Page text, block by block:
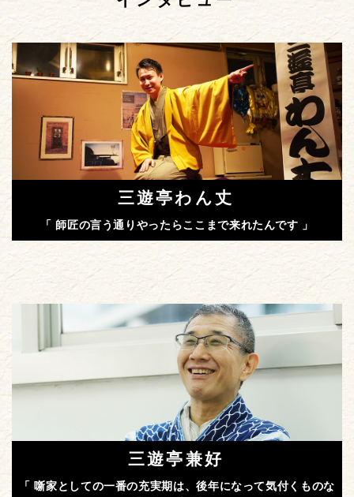
三遊亭わん丈
「 師匠の言う通りやったらここまで来れたんです 」
三遊亭兼好
「 噺家としての一番の充実期は、後年になって気付くものな